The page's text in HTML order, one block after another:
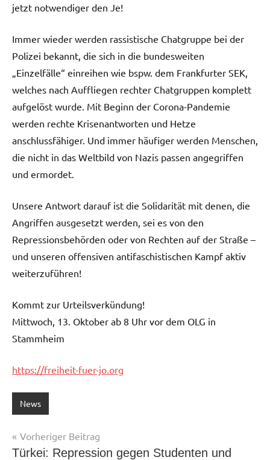
jetzt notwendiger den Je!
Immer wieder werden rassistische Chatgruppe bei der
Polizei bekannt, die sich in die bundesweiten
„Einzelfälle“ einreihen wie bspw. dem Frankfurter SEK,
welches nach Auffliegen rechter Chatgruppen komplett
aufgelöst wurde. Mit Beginn der Corona-Pandemie
werden rechte Krisenantworten und Hetze
anschlussfähiger. Und immer häufiger werden Menschen,
die nicht in das Weltbild von Nazis passen angegriffen
und ermordet.
Unsere Antwort darauf ist die Solidarität mit denen, die
Angriffen ausgesetzt werden, sei es von den
Repressionsbehörden oder von Rechten auf der Straße –
und unseren offensiven antifaschistischen Kampf aktiv
weiterzuführen!
Kommt zur Urteilsverkündung!
Mittwoch, 13. Oktober ab 8 Uhr vor dem OLG in
Stammheim
https://freiheit-fuer-jo.org
News
Beitragsnavigation
Vorheriger Beitrag
Türkei: Repression gegen Studenten und